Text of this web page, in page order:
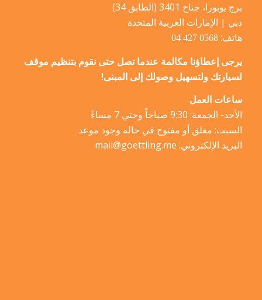
برج يوبورا، جناح 3401 (الطابق 34)
دبي | الإمارات العربية المتحدة
هاتف: 04 427 0568
يرجى إعطاؤنا مكالمة عندما تصل حتى نقوم بتنظيم موقف
لسيارتك ولتسهيل وصولك إلى المبنى!
ساعات العمل
الأحد- الجمعة: 9:30 صباحاً وحتي 7 مساءً
السبت: مغلق أو مفتوح في حالة وجود موعد
البريد الإلكتروني: mail@goettling.me